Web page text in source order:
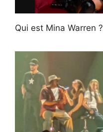
Qui est Mina Warren ?